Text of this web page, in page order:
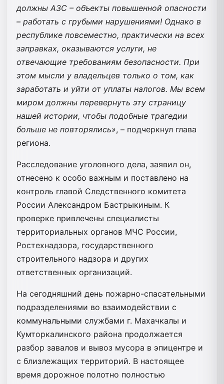
должны АЗС – объекты повышенной опасности
– работать с грубыми нарушениями! Однако в
республике повсеместно, практически на всех
заправках, оказываются услуги, не
отвечающие требованиям безопасности. При
этом мысли у владельцев только о том, как
заработать и уйти от уплаты налогов. Мы всем
миром должны перевернуть эту страницу
нашей истории, чтобы подобные трагедии
больше не повторялись», – подчеркнул глава
региона.
Расследование уголовного дела, заявил он,
отнесено к особо важным и поставлено на
контроль главой Следственного комитета
России Александром Бастрыкиным. К
проверке привлечены специалисты
территориальных органов МЧС России,
Ростехнадзора, государственного
строительного надзора и других
ответственных организаций.
На сегодняшний день пожарно-спасательными
подразделениями во взаимодействии с
коммунальными службами г. Махачкалы и
Кумторкалинского района продолжается
разбор завалов и вывоз мусора в эпицентре и
с близлежащих территорий. В настоящее
время дорожное полотно полностью